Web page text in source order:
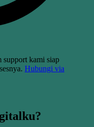
support kami siap
Hubungi via